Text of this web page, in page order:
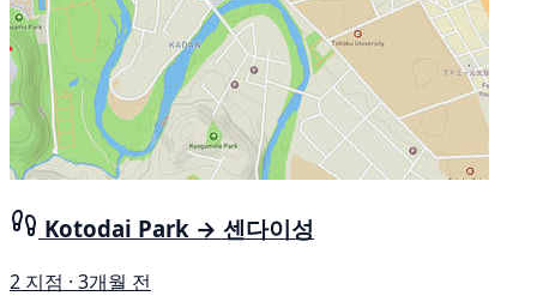
Kotodai Park → 센다이성
2 지점 · 3개월 전